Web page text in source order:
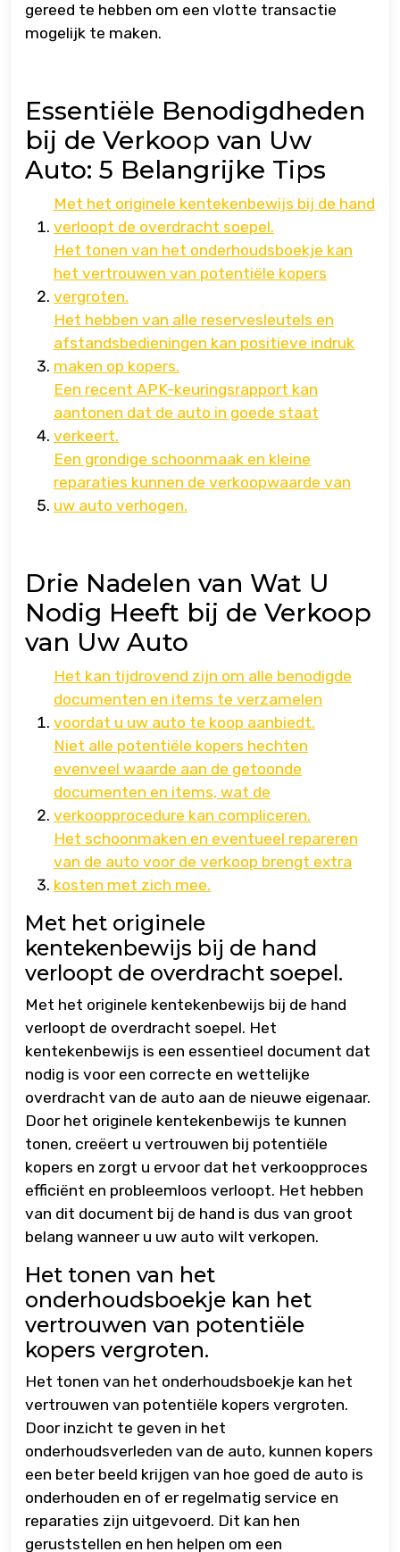
gereed te hebben om een vlotte transactie
mogelijk te maken.
Essentiële Benodigdheden
bij de Verkoop van Uw
Auto: 5 Belangrijke Tips
Met het originele kentekenbewijs bij de hand
verloopt de overdracht soepel.
Het tonen van het onderhoudsboekje kan
het vertrouwen van potentiële kopers
vergroten.
Het hebben van alle reservesleutels en
afstandsbedieningen kan positieve indruk
maken op kopers.
Een recent APK-keuringsrapport kan
aantonen dat de auto in goede staat
verkeert.
Een grondige schoonmaak en kleine
reparaties kunnen de verkoopwaarde van
uw auto verhogen.
Drie Nadelen van Wat U
Nodig Heeft bij de Verkoop
van Uw Auto
Het kan tijdrovend zijn om alle benodigde
documenten en items te verzamelen
voordat u uw auto te koop aanbiedt.
Niet alle potentiële kopers hechten
evenveel waarde aan de getoonde
documenten en items, wat de
verkoopprocedure kan compliceren.
Het schoonmaken en eventueel repareren
van de auto voor de verkoop brengt extra
kosten met zich mee.
Met het originele
kentekenbewijs bij de hand
verloopt de overdracht soepel.
Met het originele kentekenbewijs bij de hand
verloopt de overdracht soepel. Het
kentekenbewijs is een essentieel document dat
nodig is voor een correcte en wettelijke
overdracht van de auto aan de nieuwe eigenaar.
Door het originele kentekenbewijs te kunnen
tonen, creëert u vertrouwen bij potentiële
kopers en zorgt u ervoor dat het verkoopproces
efficiënt en probleemloos verloopt. Het hebben
van dit document bij de hand is dus van groot
belang wanneer u uw auto wilt verkopen.
Het tonen van het
onderhoudsboekje kan het
vertrouwen van potentiële
kopers vergroten.
Het tonen van het onderhoudsboekje kan het
vertrouwen van potentiële kopers vergroten.
Door inzicht te geven in het
onderhoudsverleden van de auto, kunnen kopers
een beter beeld krijgen van hoe goed de auto is
onderhouden en of er regelmatig service en
reparaties zijn uitgevoerd. Dit kan hen
geruststellen en hen helpen om een